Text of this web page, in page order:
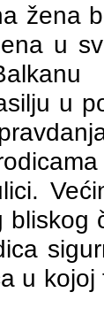
žena
u
u
u